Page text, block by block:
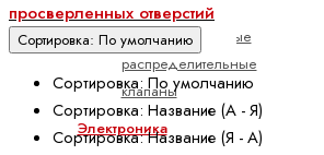
Пропорциональные
распределительные
клапаны
Электроника
просверленных отверстий
Сортировка: По умолчанию
Сортировка: По умолчанию
Сортировка: Название (А - Я)
Сортировка: Название (Я - А)